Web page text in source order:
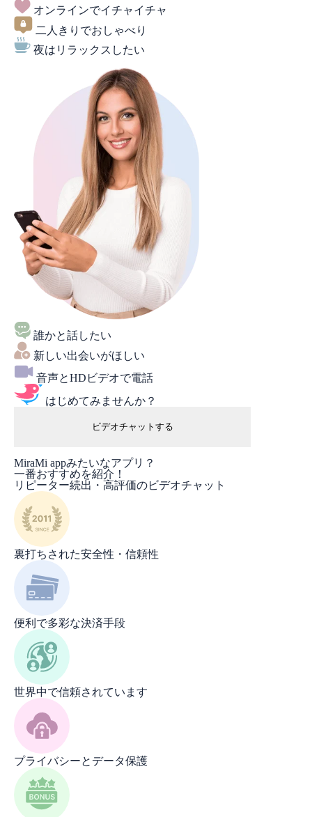
オンラインでイチャイチャ
二人きりでおしゃべり
夜はリラックスしたい
誰かと話したい
新しい出会いがほしい
音声とHDビデオで電話
はじめてみませんか？
ビデオチャットする
MiraMi appみたいなアプリ？
一番おすすめを紹介！
リピーター続出・高評価のビデオチャット
裏打ちされた安全性・信頼性
便利で多彩な決済手段
世界中で信頼されています
プライバシーとデータ保護